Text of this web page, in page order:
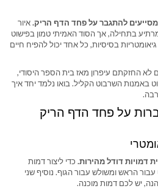
להתגבר על פחד הדף הריק.איור
מרתיע בתחילה, אך הסוד האמיתי טמון בפישוט
בסיסיות, כל אחד יכול להפיח חיים
לא החזקתם עיפרון מאז בית הספר היסודי,
באמנות השרבוט הקליל. בואו נלמד יחד איך
על פחד הדף הריק
דמויות דודל מהירות. כדי ליצור דמות
עבור הראש ומשולש עבור הגוף. נוסיף שני
והנה, יש לכם דמות מוכנה.